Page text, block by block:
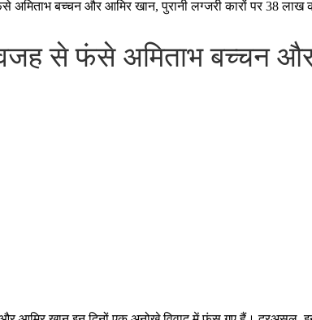
बच्चन और आमिर खान, पुरानी लग्जरी कारों पर 38 लाख
से फंसे अमिताभ बच्चन और